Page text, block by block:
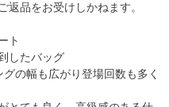
返品をお受けしかねます。
ト
したバッグ
の幅も広がり登場回数も多く